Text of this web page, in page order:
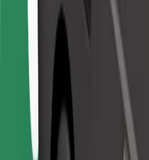
Kurjeriams
„Bolt Food“
Automobilių
„Bolt for Business“